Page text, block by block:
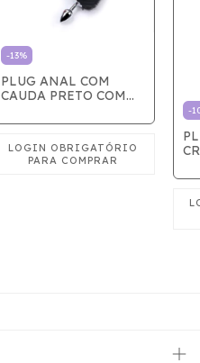
-13%
PLUG ANAL COM
CAUDA PRETO COM
-